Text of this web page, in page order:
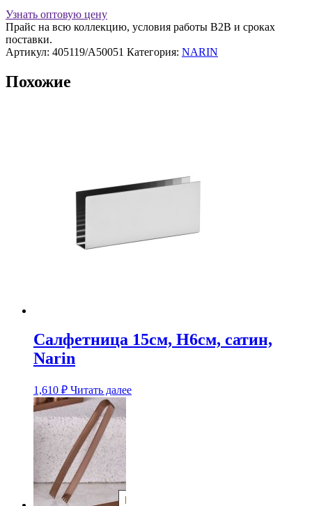
для
сахара,
"Кольца"
Narin
Узнать оптовую цену
Прайс на всю коллекцию, условия работы В2В и сроках
поставки.
Артикул: 405119/A50051 Категория: NARIN
Похожие
Салфетница 15см, H6см, сатин,
Narin
1,610 ₽ Читать далее